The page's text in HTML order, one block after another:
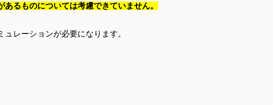
るものについては考慮できていません。
レーションが必要になります。